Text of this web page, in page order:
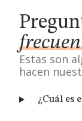
Estas son
hacen
¿Cuál es